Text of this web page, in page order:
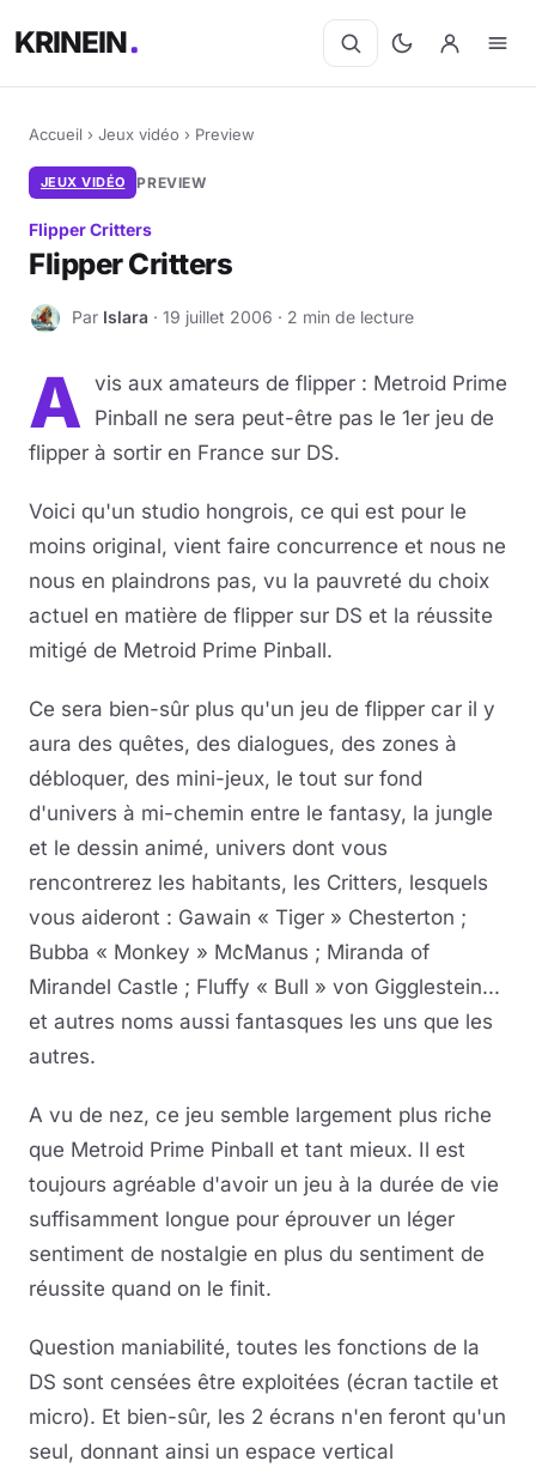
KRINEIN
Accueil › Jeux vidéo › Preview
JEUX VIDÉO PREVIEW
Flipper Critters
Flipper Critters
I Par Islara · 19 juillet 2006 · 2 min de lecture
A vis aux amateurs de flipper : Metroid Prime
Pinball ne sera peut-être pas le 1er jeu de
flipper à sortir en France sur DS.
Voici qu'un studio hongrois, ce qui est pour le
moins original, vient faire concurrence et nous ne
nous en plaindrons pas, vu la pauvreté du choix
actuel en matière de flipper sur DS et la réussite
mitigé de Metroid Prime Pinball.
Ce sera bien-sûr plus qu'un jeu de flipper car il y
aura des quêtes, des dialogues, des zones à
débloquer, des mini-jeux, le tout sur fond
d'univers à mi-chemin entre le fantasy, la jungle
et le dessin animé, univers dont vous
rencontrerez les habitants, les Critters, lesquels
vous aideront : Gawain « Tiger » Chesterton ;
Bubba « Monkey » McManus ; Miranda of
Mirandel Castle ; Fluffy « Bull » von Gigglestein...
et autres noms aussi fantasques les uns que les
autres.
A vu de nez, ce jeu semble largement plus riche
que Metroid Prime Pinball et tant mieux. Il est
toujours agréable d'avoir un jeu à la durée de vie
suffisamment longue pour éprouver un léger
sentiment de nostalgie en plus du sentiment de
réussite quand on le finit.
Question maniabilité, toutes les fonctions de la
DS sont censées être exploitées (écran tactile et
micro). Et bien-sûr, les 2 écrans n'en feront qu'un
seul, donnant ainsi un espace vertical